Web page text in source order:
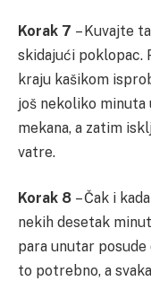
Korak 7 – Kuvajte
skidajući poklopac.
kraju kašikom
još nekoliko minuta
mekana, a zatim
vatre.
Korak 8 – Čak i
nekih desetak
para unutar
to potrebno, a